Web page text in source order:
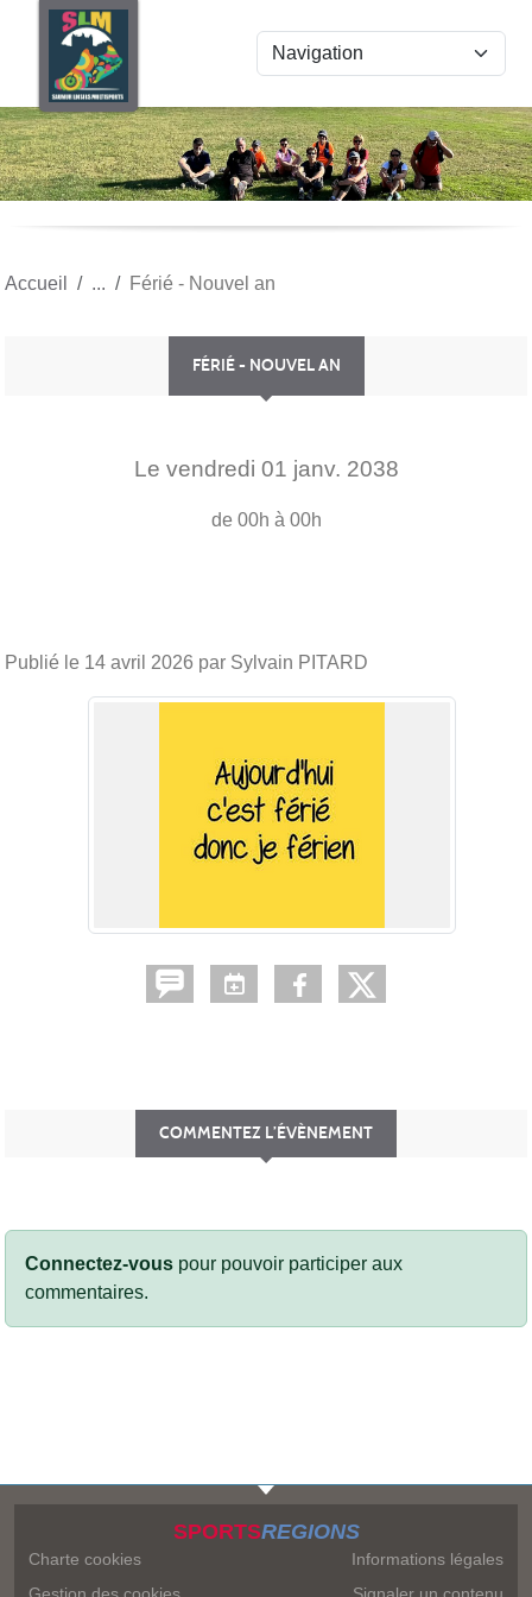
Accueil Férié - Nouvel an
FÉRIÉ - NOUVEL AN
Le vendredi 01 janv. 2038
de 00h à 00h
Publié le 14 avril 2026 par Sylvain PITARD
COMMENTEZ L’ÉVÈNEMENT
Connectez-vous pour pouvoir participer aux
commentaires.
SPORTSREGIONS
Charte cookies
Informations légales
Panneau de gestion des cookies